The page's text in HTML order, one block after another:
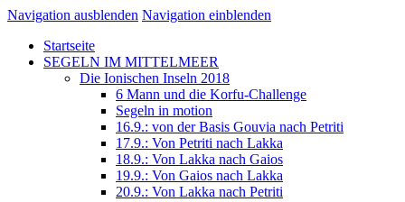
Navigation ausblenden Navigation einblenden
Startseite
SEGELN IM MITTELMEER
Die Ionischen Inseln 2018
6 Mann und die Korfu-Challenge
Segeln in motion
16.9.: von der Basis Gouvia nach Petriti
17.9.: Von Petriti nach Lakka
18.9.: Von Lakka nach Gaios
19.9.: Von Gaios nach Lakka
20.9.: Von Lakka nach Petriti